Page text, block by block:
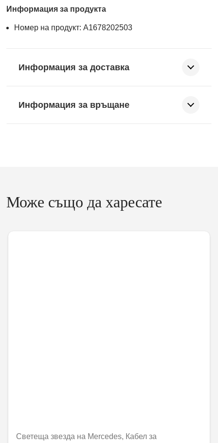
Информация за продукта
Номер на продукт: A1678202503
Информация за доставка
Информация за връщане
Може също да харесате
Светеща звезда на Mercedes, Кабел за